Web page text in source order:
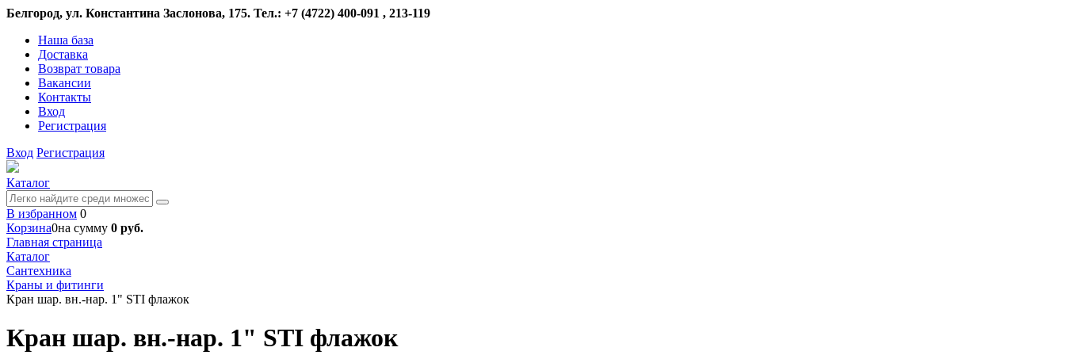
Белгород, ул. Константина Заслонова, 175. Тел.: +7 (4722) 400-091 , 213-119
Наша база
Доставка
Возврат товара
Вакансии
Контакты
Вход
Регистрация
Вход Регистрация
Каталог
В избранном 0
Корзина0на сумму 0 руб.
Главная страница
Каталог
Сантехника
Краны и фитинги
Кран шар. вн.-нар. 1" STI флажок
Кран шар. вн.-нар. 1" STI флажок